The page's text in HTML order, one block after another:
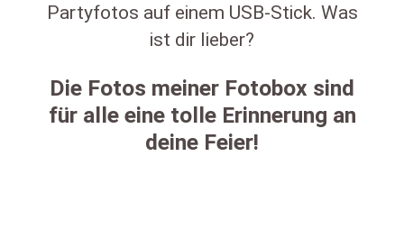
Partyfotos auf einem USB-Stick. Was
ist dir lieber?
Die Fotos meiner Fotobox sind
für alle eine tolle Erinnerung an
deine Feier!